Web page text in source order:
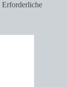
Erforderliche